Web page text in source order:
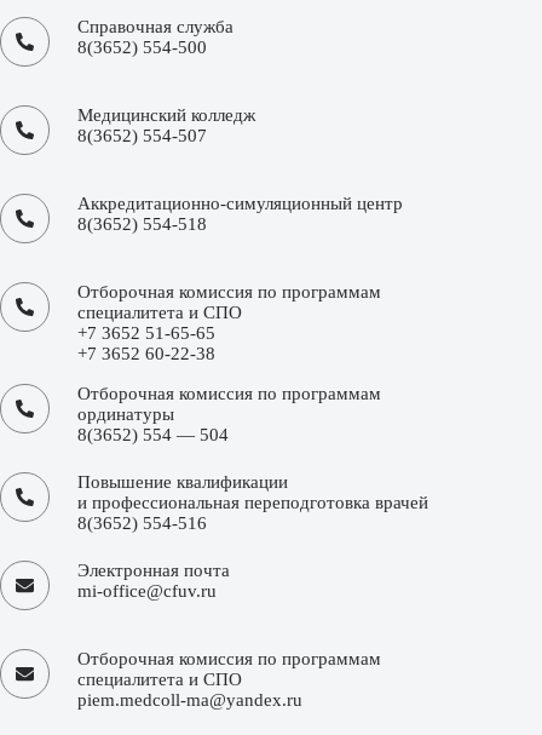
Справочная служба
8(3652) 554-500
Медицинский колледж
8(3652) 554-507
Аккредитационно-симуляционный центр
8(3652) 554-518
Отборочная комиссия по программам
специалитета и СПО
+7 3652 51-65-65
+7 3652 60-22-38
Отборочная комиссия по программам
ординатуры
8(3652) 554 — 504
Повышение квалификации
и профессиональная переподготовка врачей
8(3652) 554-516
Электронная почта
mi-office@cfuv.ru
Отборочная комиссия по программам
специалитета и СПО
piem.medcoll-ma@yandex.ru